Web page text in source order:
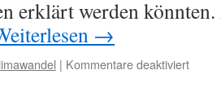
erklärt werden
→
| Kommentare deaktiviertfür